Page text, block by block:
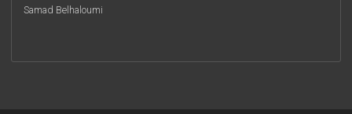
Samad Belhaloumi